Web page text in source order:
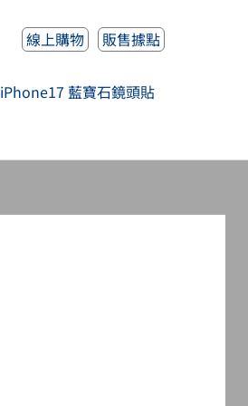
線上購物 販售據點
iPhone17 藍寶石鏡頭貼